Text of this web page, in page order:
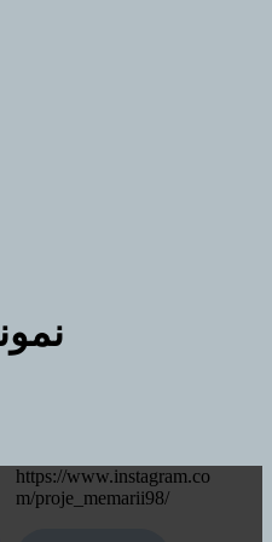
https://www.instagram.co
m/proje_memarii98/